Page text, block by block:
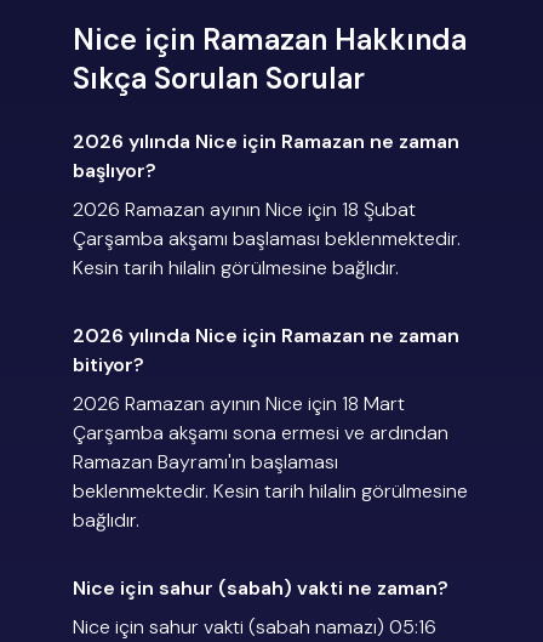
Nice için Ramazan Hakkında
Sıkça Sorulan Sorular
2026 yılında Nice için Ramazan ne zaman
başlıyor?
2026 Ramazan ayının Nice için 18 Şubat
Çarşamba akşamı başlaması beklenmektedir.
Kesin tarih hilalin görülmesine bağlıdır.
2026 yılında Nice için Ramazan ne zaman
bitiyor?
2026 Ramazan ayının Nice için 18 Mart
Çarşamba akşamı sona ermesi ve ardından
Ramazan Bayramı'ın başlaması
beklenmektedir. Kesin tarih hilalin görülmesine
bağlıdır.
Nice için sahur (sabah) vakti ne zaman?
Nice için sahur vakti (sabah namazı) 05:16